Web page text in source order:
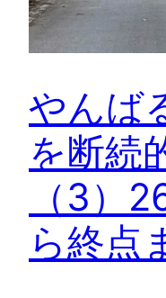
やんば
を断続
（3）
ら終点